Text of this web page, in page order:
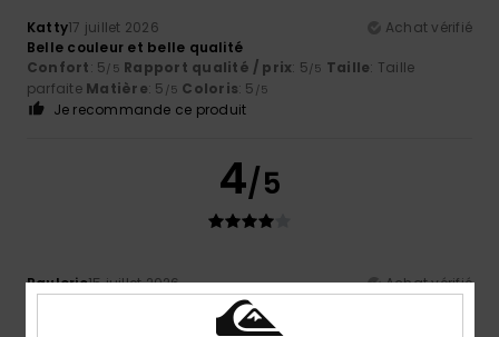
Katty17 juillet 2026
Achat vérifié
Belle couleur et belle qualité
Confort: 5/5 Rapport qualité / prix: 5/5 Taille: Taille
parfaite Matière: 5 /5 Coloris: 5 /5
Je recommande ce produit
4/5
Pauleric15 juillet 2026
Achat vérifié
Rapport qualité / prix